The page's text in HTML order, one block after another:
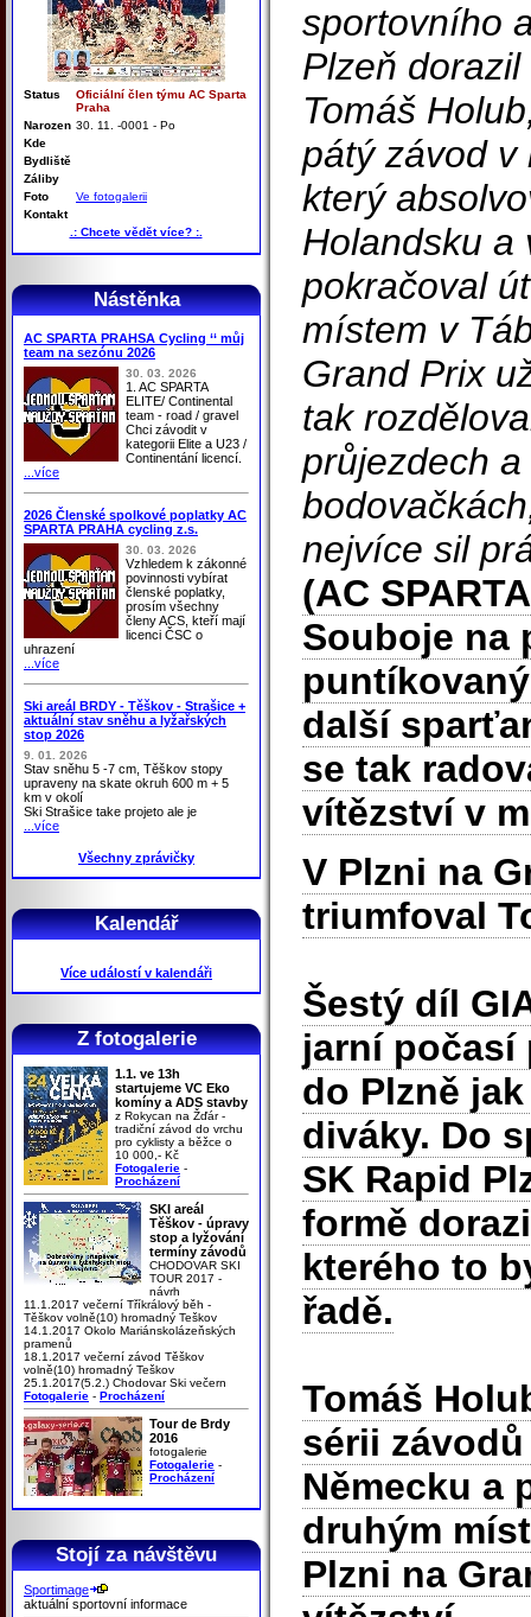
Status
Oficiální člen týmu AC Sparta
Praha
Narozen 30. 11. -0001 - Po
Kde
Bydliště
Záliby
Foto
Ve fotogalerii
Kontakt
.: Chcete vědět více? :.
Nástěnka
AC SPARTA PRAHSA Cycling ‘‘ můj
team na sezónu 2026
30. 03. 2026
1. AC SPARTA
ELITE/ Continental
team - road / gravel
Chci závodit v
kategorii Elite a U23 /
Continentání licencí.
...více
2026 Členské spolkové poplatky AC
SPARTA PRAHA cycling z.s.
30. 03. 2026
Vzhledem k zákonné
povinnosti vybírat
členské poplatky,
prosím všechny
členy ACS, kteří mají
licenci ČSC o
uhrazení
...více
Ski areál BRDY - Těškov - Strašice +
aktuální stav sněhu a lyžařských
stop 2026
9. 01. 2026
Stav sněhu 5 -7 cm, Těškov stopy
upraveny na skate okruh 600 m + 5
km v okolí
Ski Strašice take projeto ale je
...více
Všechny zprávičky
Kalendář
Více událostí v kalendáři
Z fotogalerie
1.1. ve 13h
startujeme VC Eko
komíny a ADS stavby
z Rokycan na Žďár -
tradiční závod do vrchu
pro cyklisty a běžce o
10 000,- Kč
Fotogalerie -
Procházení
SKI areál
Těškov - úpravy
stop a lyžování
termíny závodů
CHODOVAR SKI
TOUR 2017 -
návrh
11.1.2017 večerní Tříkrálový běh -
Těškov volně(10) hromadný Teškov
14.1.2017 Okolo Mariánskolázeňských
pramenů
18.1.2017 večerní závod Těškov
volně(10) hromadný Teškov
25.1.2017(5.2.) Chodovar Ski večern
Fotogalerie - Procházení
Tour de Brdy
2016
fotogalerie
Fotogalerie -
Procházení
Stojí za návštěvu
Sportimage
aktuální sportovní informace
sportovního
Plzeň
Tomáš
pátý závod v
který
Holandsku a
pokračoval
místem v
Grand Prix
tak
průjezdech
nejvíce sil
(AC
Souboje na
další
se tak
vítězství v
V Plzni na
triumfoval
Šestý díl
jarní počasí
do Plzně
diváky. Do
SK Rapid
formě
kterého to
řadě.
Tomáš
sérii
Německu a
druhým
Plzni na